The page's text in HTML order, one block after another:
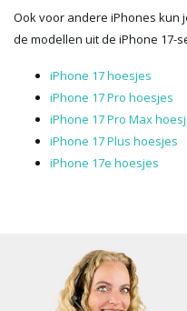
Ook voor andere iPhones kun
de modellen uit de iPhone 17-
iPhone 17 hoesjes
iPhone 17 Pro hoesjes
iPhone 17 Pro Max
iPhone 17 Plus hoesjes
iPhone 17e hoesjes